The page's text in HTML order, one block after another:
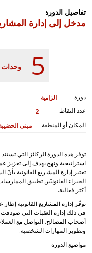
تفاصيل الدورة
مدخل إلى إدارة
5 وحدات
دورة
الزامية
عدد النقاط
2
المكان أو المنطقة
مبنى
توفر هذه الدورة الركائز التي تستند
استراتيجية ونهج يهدف إلى تعزيز
تعتبر إدارة المشاريع القانونية
الخبراء القانونيّين تطبيق
أكثر فعالية.
توفّر إدارة المشاريع القانونية
في ذلك إدارة العقبات التي صودفت
أصحاب المصالح، التواصل مع
وتطوير المهارات الشخصية.
مواضيع الدورة